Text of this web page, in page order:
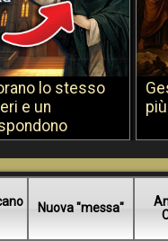
lo stesso
e un
Nuova "messa"